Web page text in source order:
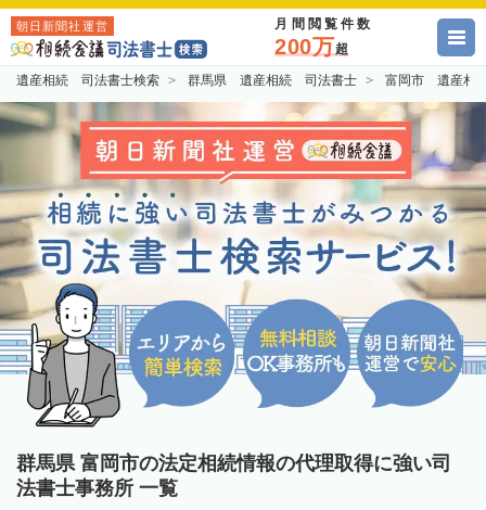
朝日新聞社運営 月間閲覧件数
200万超
遺産相続 司法書士検索 群馬県 遺産相続 司法書士 富岡市 遺産相
群馬県 富岡市の法定相続情報の代理取得に強い司
法書士事務所 一覧